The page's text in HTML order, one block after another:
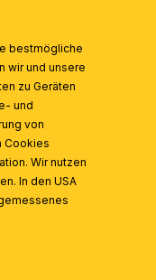
bestmögliche
wir und unsere
zu Geräten
und
von
Cookies
Wir nutzen
In den USA